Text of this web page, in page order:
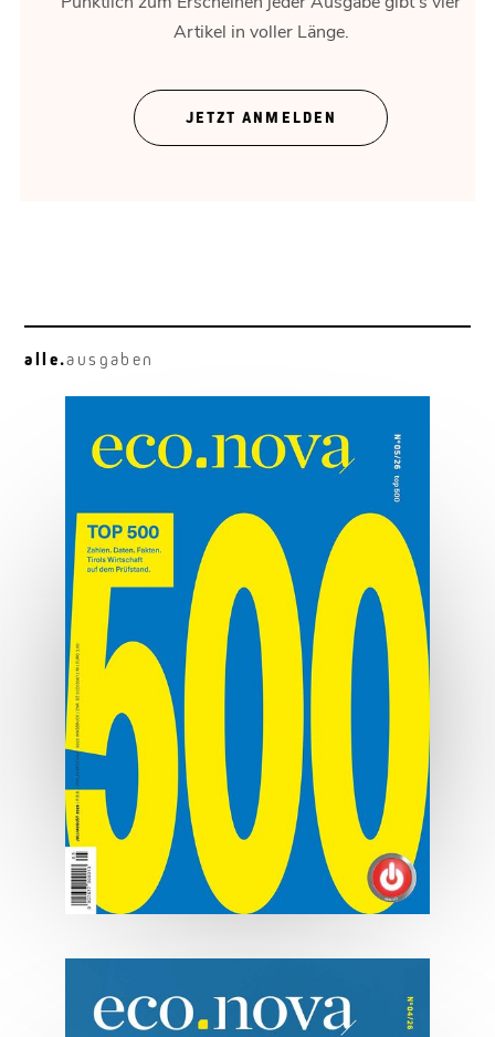
Theater ohne Zeigefinger
Gregor Bloéb über „Feuernacht“. Und mehr.
Hauben, Herz und Hauptplatz.
MEHR ERFAHREN
Artikel in voller Länge.
JETZT ANMELDEN
alle.ausgaben